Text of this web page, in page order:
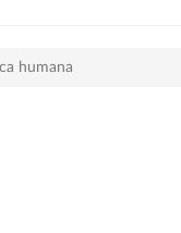
humana